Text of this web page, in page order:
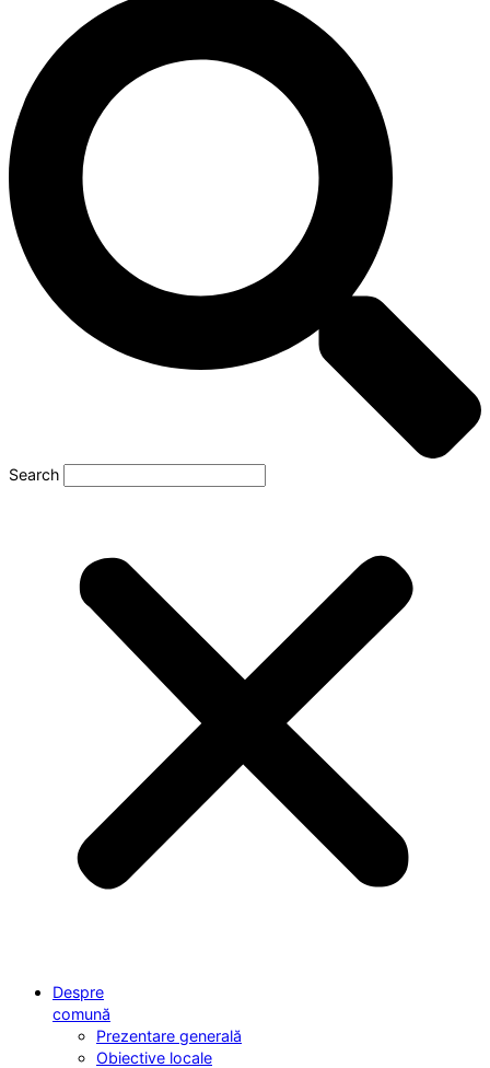
Search
Despre
comună
Prezentare generală
Obiective locale